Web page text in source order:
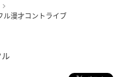
漫才コントライブ